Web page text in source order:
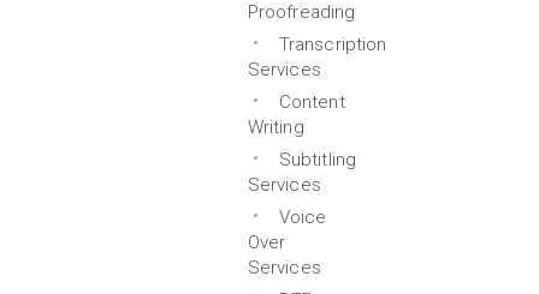
Proofreading
Transcription
Services
Content
Writing
Subtitling
Services
Voice
Over
Services